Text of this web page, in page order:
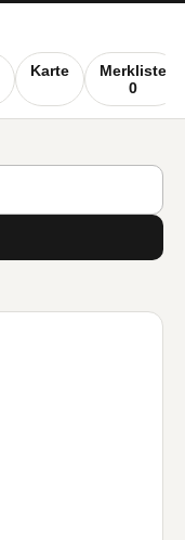
Karte
Merkliste
0